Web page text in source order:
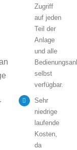
Zugriff
auf jeden
Teil der
Anlage
und alle
selbst
verfügbar.
Sehr
niedrige
laufende
Kosten,
da